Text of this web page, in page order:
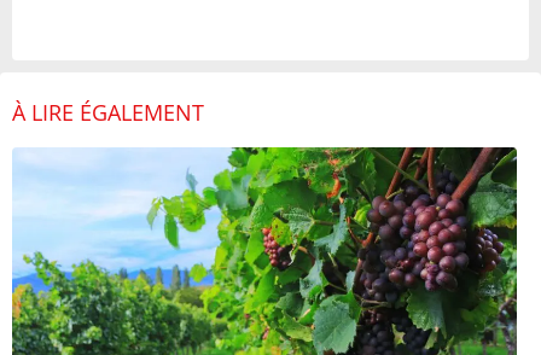
À LIRE ÉGALEMENT